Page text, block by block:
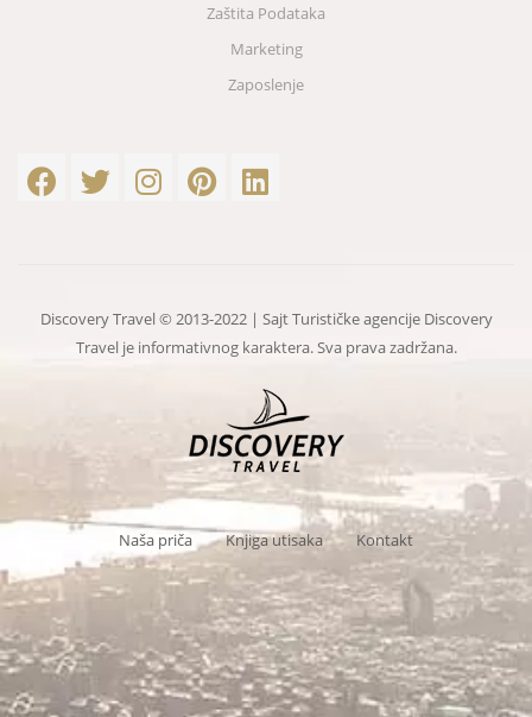
Zaštita Podataka
Marketing
Zaposlenje
Discovery Travel © 2013-2022 | Sajt Turističke agencije Discovery
Travel je informativnog karaktera. Sva prava zadržana.
Naša priča Knjiga utisaka Kontakt